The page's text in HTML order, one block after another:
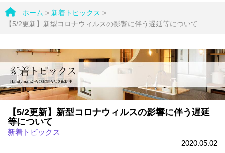
ホーム > 新着トピックス >
【5/2更新】新型コロナウィルスの影響に伴う遅延等について
【5/2更新】新型コロナウィルスの影響に伴う遅延
等について
新着トピックス
2020.05.02